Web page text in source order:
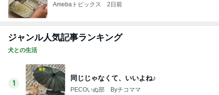
Amebaトピックス 2日前
ジャンル人気記事ランキング
犬との生活
1
同じじゃなくて、いいよね♪
PECOいぬ部 Byチコママ